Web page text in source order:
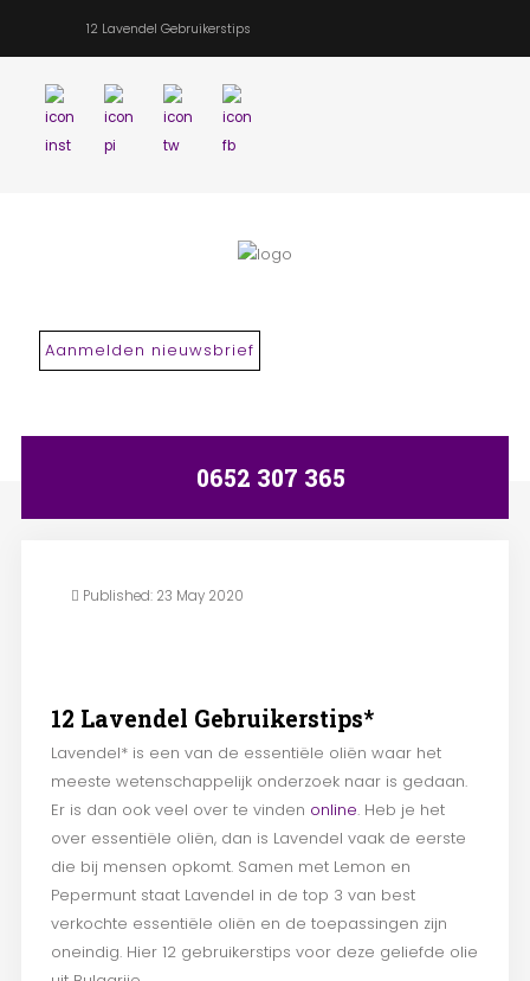
12 Lavendel Gebruikerstips
Aanmelden nieuwsbrief
0652 307 365
Search
Published: 23 May 2020
12 Lavendel Gebruikerstips*
Lavendel* is een van de essentiële oliën waar het
meeste wetenschappelijk onderzoek naar is gedaan.
Er is dan ook veel over te vinden online. Heb je het
over essentiële oliën, dan is Lavendel vaak de eerste
die bij mensen opkomt. Samen met Lemon en
Pepermunt staat Lavendel in de top 3 van best
verkochte essentiële oliën en de toepassingen zijn
oneindig. Hier 12 gebruikerstips voor deze geliefde olie